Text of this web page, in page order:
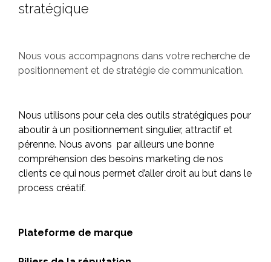
stratégique
Nous vous accompagnons dans votre recherche de
positionnement et de stratégie de communication.
Nous utilisons pour cela des outils stratégiques pour
aboutir à un positionnement singulier, attractif et
pérenne. Nous avons par ailleurs une bonne
compréhension des besoins marketing de nos
clients ce qui nous permet d’aller droit au but dans le
process créatif.
Plateforme de marque